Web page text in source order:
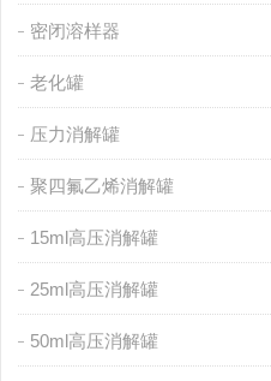
密闭溶样器
老化罐
压力消解罐
聚四氟乙烯消解罐
15ml高压消解罐
25ml高压消解罐
50ml高压消解罐